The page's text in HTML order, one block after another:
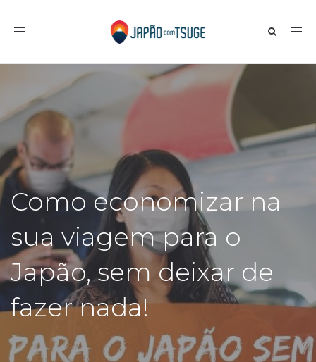
Toggle navigation
Como economizar na
sua viagem para o
Japão, sem deixar de
fazer nada!